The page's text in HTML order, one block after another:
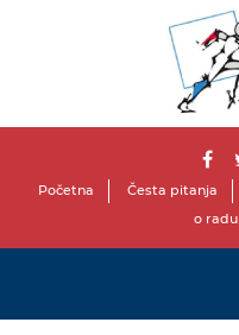
Početna Česta pitanja
o radu